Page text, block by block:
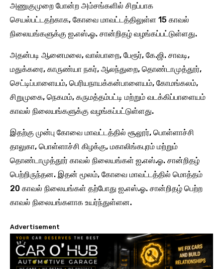
அணுகுமுறை போன்ற அம்சங்களில் சிறப்பாக
செயல்பட்டதற்காக, கோவை மாவட்டத்திலுள்ள 15 காவல்
நிலையங்களுக்கு ஐ.எஸ்.ஓ. சான்றிதழ் வழங்கப்பட்டுள்ளது.
அதன்படி ஆனைமலை, வால்பாறை, பேரூர், கே.ஜி. சாவடி,
மதுக்கரை, காருண்யா நகர், ஆலந்துறை, தொண்டாமுத்தூர்,
செட்டிப்பாளையம், பெரியநாயக்கன்பாளையம், கோமங்கலம்,
சிறுமுகை, நெகமம், கருமத்தம்பட்டி மற்றும் வடக்கிப்பாளையம்
காவல் நிலையங்களுக்கு வழங்கப்பட்டுள்ளது.
இதற்கு முன்பு கோவை மாவட்டத்தில் சூலூர், பொள்ளாச்சி
தாலுகா, பொள்ளாச்சி கிழக்கு, மகாலிங்கபுரம் மற்றும்
தொண்டாமுத்தூர் காவல் நிலையங்கள் ஐ.எஸ்.ஓ. சான்றிதழ்
பெற்றிருந்தன. இதன் மூலம், கோவை மாவட்டத்தில் மொத்தம்
20 காவல் நிலையங்கள் தற்போது ஐ.எஸ்.ஓ. சான்றிதழ் பெற்ற
காவல் நிலையங்களாக உயர்ந்துள்ளன.
Advertisement